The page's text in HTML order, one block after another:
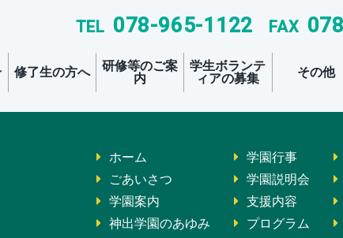
TEL 078-965-1122 FAX
修了生の方へ
研修等のご案
内
学生ボランテ
ィアの募集
その他
ホーム
ごあいさつ
学園案内
神出学園のあゆみ
学園行事
学園説明会
支援内容
プログラム